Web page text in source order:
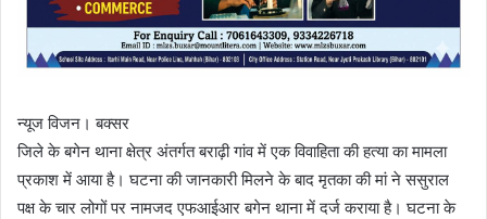
न्यूज विजन। बक्सर
जिले के बगेन थाना क्षेत्र अंतर्गत बराढ़ी गांव में एक विवाहिता की हत्या का मामला
प्रकाश में आया है। घटना की जानकारी मिलने के बाद मृतका की मां ने ससुराल
पक्ष के चार लोगों पर नामजद एफआईआर बगेन थाना में दर्ज कराया है। घटना के